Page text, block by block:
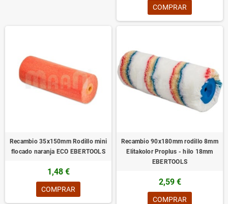
COMPRAR
Recambio 35x150mm Rodillo mini
flocado naranja ECO EBERTOOLS
1,48 €
COMPRAR
Recambio 90x180mm rodillo 8mm
Elitakolor Proplus - hilo 18mm
EBERTOOLS
2,59 €
COMPRAR